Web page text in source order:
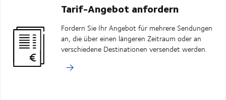
Tarif-Angebot anfordern
Fordern Sie Ihr Angebot für mehrere Sendungen
an, die über einen längeren Zeitraum oder an
verschiedene Destinationen versendet werden.